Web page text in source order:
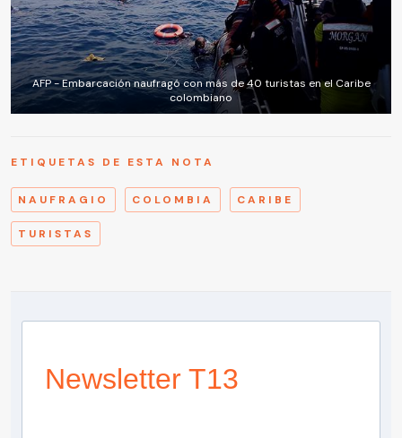
AFP - Embarcación naufragó con más de 40 turistas en el Caribe
colombiano
ETIQUETAS DE ESTA NOTA
NAUFRAGIO COLOMBIA CARIBE
TURISTAS
Newsletter T13